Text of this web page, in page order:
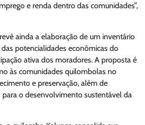
e renda dentro das comunidades”,
ainda a elaboração de um inventário
potencialidades econômicas do
ativa dos moradores. A proposta é
às comunidades quilombolas no
e preservação, além de
o desenvolvimento sustentável da